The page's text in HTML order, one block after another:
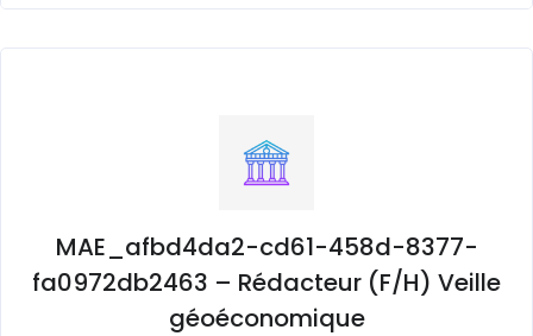
MAE_afbd4da2-cd61-458d-8377-
fa0972db2463 – Rédacteur (F/H) Veille
géoéconomique